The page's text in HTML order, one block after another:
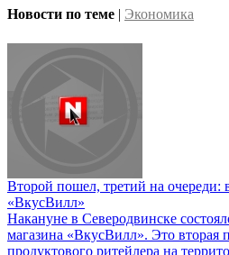
Новости по теме | Экономика
Второй пошел, третий на очереди:
«ВкусВилл»
Накануне в Северодвинске
магазина «ВкусВилл». Это вторая
продуктового ритейлера на